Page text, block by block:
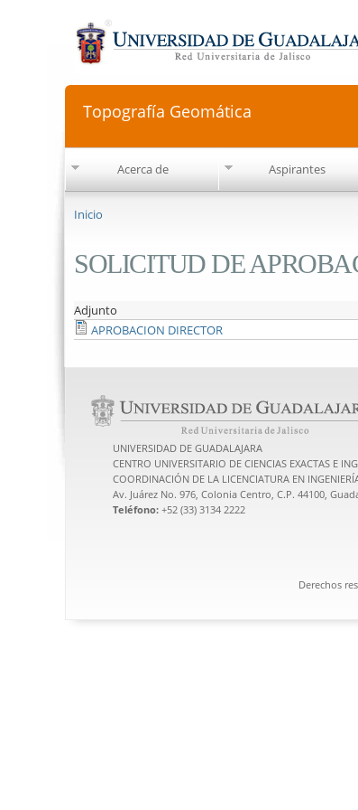
Topografía Geomática
Acerca de Aspirantes
Inicio
SOLICITUD DE
Adjunto
APROBACION DIRECTOR
UNIVERSIDAD DE GUADALAJARA
CENTRO UNIVERSITARIO DE CIENCIAS EXACTAS E
COORDINACIÓN DE LA LICENCIATURA EN
Av. Juárez No. 976, Colonia Centro, C.P. 44100,
Teléfono: +52 (33) 3134 2222
Derechos